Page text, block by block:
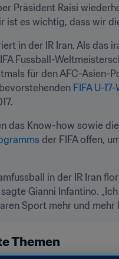
Präsident Raisi
ist es wichtig, dass wir
in der IR Iran. Als
Fussball-
für den AFC-Asien-
FIFA U-
das Know-how sowie
der FIFA offen,
in der IR Iran
Gianni Infantino.
Sport mehr und mehr
Themen